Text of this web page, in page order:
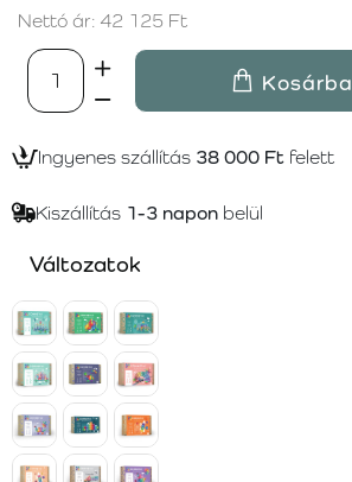
Nettó ár: 42 125 Ft
Kosárba
Ingyenes szállítás 38 000 Ft felett
Kiszállítás 1-3 napon belül
Változatok